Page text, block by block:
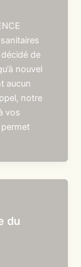
de
nouvel
aucun
notre
vos
du